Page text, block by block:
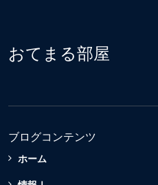
おてまる部屋
ブログコンテンツ
ホーム